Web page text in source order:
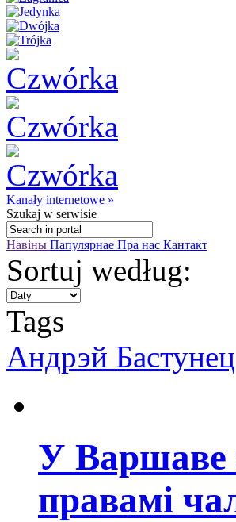
Kanały internetowe »
Szukaj w serwisie
Навіны Папулярнае Пра нас Кантакт
Sortuj według:
Tags
Андрэй Бастунец
У Варшаве
правамі